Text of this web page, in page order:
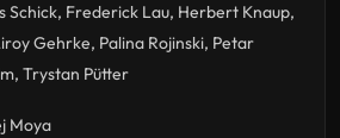
Schick, Frederick Lau, Herbert Knaup,
Gehrke, Palina Rojinski, Petar
, Trystan Pütter
Moya